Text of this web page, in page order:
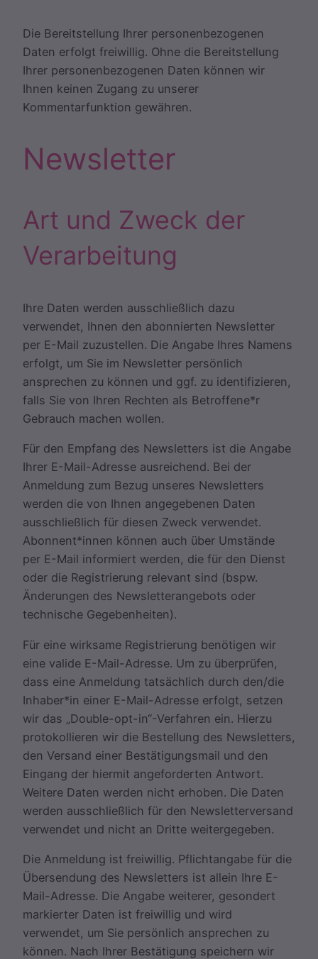
Die Bereitstellung Ihrer personenbezogenen
Daten erfolgt freiwillig. Ohne die Bereitstellung
Ihrer personenbezogenen Daten können wir
Ihnen keinen Zugang zu unserer
Kommentarfunktion gewähren.
Newsletter
Art und Zweck der
Verarbeitung
Ihre Daten werden ausschließlich dazu
verwendet, Ihnen den abonnierten Newsletter
per E-Mail zuzustellen. Die Angabe Ihres Namens
erfolgt, um Sie im Newsletter persönlich
ansprechen zu können und ggf. zu identifizieren,
falls Sie von Ihren Rechten als Betroffene*r
Gebrauch machen wollen.
Für den Empfang des Newsletters ist die Angabe
Ihrer E-Mail-Adresse ausreichend. Bei der
Anmeldung zum Bezug unseres Newsletters
werden die von Ihnen angegebenen Daten
ausschließlich für diesen Zweck verwendet.
Abonnent*innen können auch über Umstände
per E-Mail informiert werden, die für den Dienst
oder die Registrierung relevant sind (bspw.
Änderungen des Newsletterangebots oder
technische Gegebenheiten).
Für eine wirksame Registrierung benötigen wir
eine valide E-Mail-Adresse. Um zu überprüfen,
dass eine Anmeldung tatsächlich durch den/die
Inhaber*in einer E-Mail-Adresse erfolgt, setzen
wir das „Double-opt-in“-Verfahren ein. Hierzu
protokollieren wir die Bestellung des Newsletters,
den Versand einer Bestätigungsmail und den
Eingang der hiermit angeforderten Antwort.
Weitere Daten werden nicht erhoben. Die Daten
werden ausschließlich für den Newsletterversand
verwendet und nicht an Dritte weitergegeben.
Die Anmeldung ist freiwillig. Pflichtangabe für die
Übersendung des Newsletters ist allein Ihre E-
Mail-Adresse. Die Angabe weiterer, gesondert
markierter Daten ist freiwillig und wird
verwendet, um Sie persönlich ansprechen zu
können. Nach Ihrer Bestätigung speichern wir